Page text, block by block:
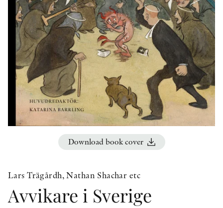
AWARDS
OTHER FORMATS
PEER REVIEW PROCESS
Download book cover
Lars Trägårdh, Nathan Shachar etc
Avvikare i Sverige